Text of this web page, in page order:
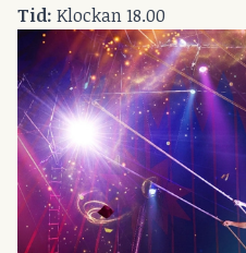
Tid: Klockan 18.00